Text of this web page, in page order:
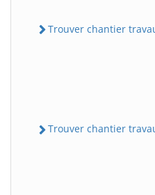
Trouver chantier
Trouver chantier